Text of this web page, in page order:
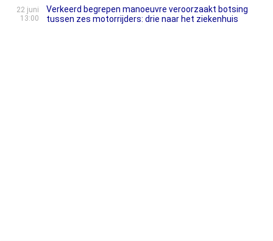
22 juni
13:00
Verkeerd begrepen manoeuvre veroorzaakt botsing
tussen zes motorrijders: drie naar het ziekenhuis